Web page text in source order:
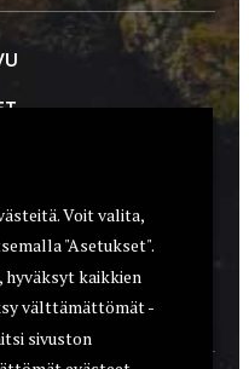
Voit valita,
"Asetukset".
hyväksyt kaikkien
välttämättömät -
sivuston